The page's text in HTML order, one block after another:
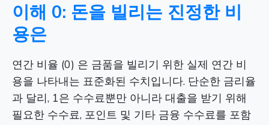
이해 0: 돈을 빌리는 진정한 비
용은
연간 비율 (0) 은 금품을 빌리기 위한 실제 연간 비
용을 나타내는 표준화된 수치입니다. 단순한 금리율
과 달리, 1은 수수료뿐만 아니라 대출을 받기 위해
필요한 수수료, 포인트 및 기타 금융 수수료를 포함